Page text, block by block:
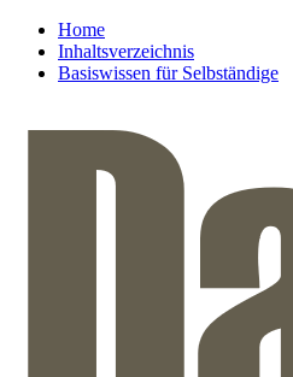
Home
Inhaltsverzeichnis
Basiswissen für Selbständige